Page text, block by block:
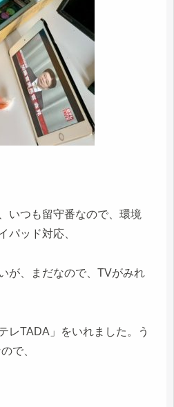
いつも留守番なので、環境
パッド対応、
が、まだなので、TVがみれ
レTADA」をいれました。う
で、